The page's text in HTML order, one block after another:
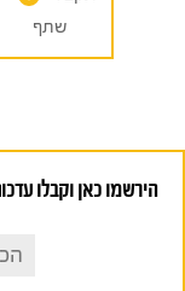
שתף
הירשמו כאן וקבלו